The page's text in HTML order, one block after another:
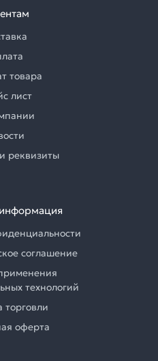
товара
лист
реквизиты
соглашение
технологий
торговли
оферта